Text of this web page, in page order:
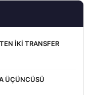
İKİ TRANSFER
ÜÇÜNCÜSÜ